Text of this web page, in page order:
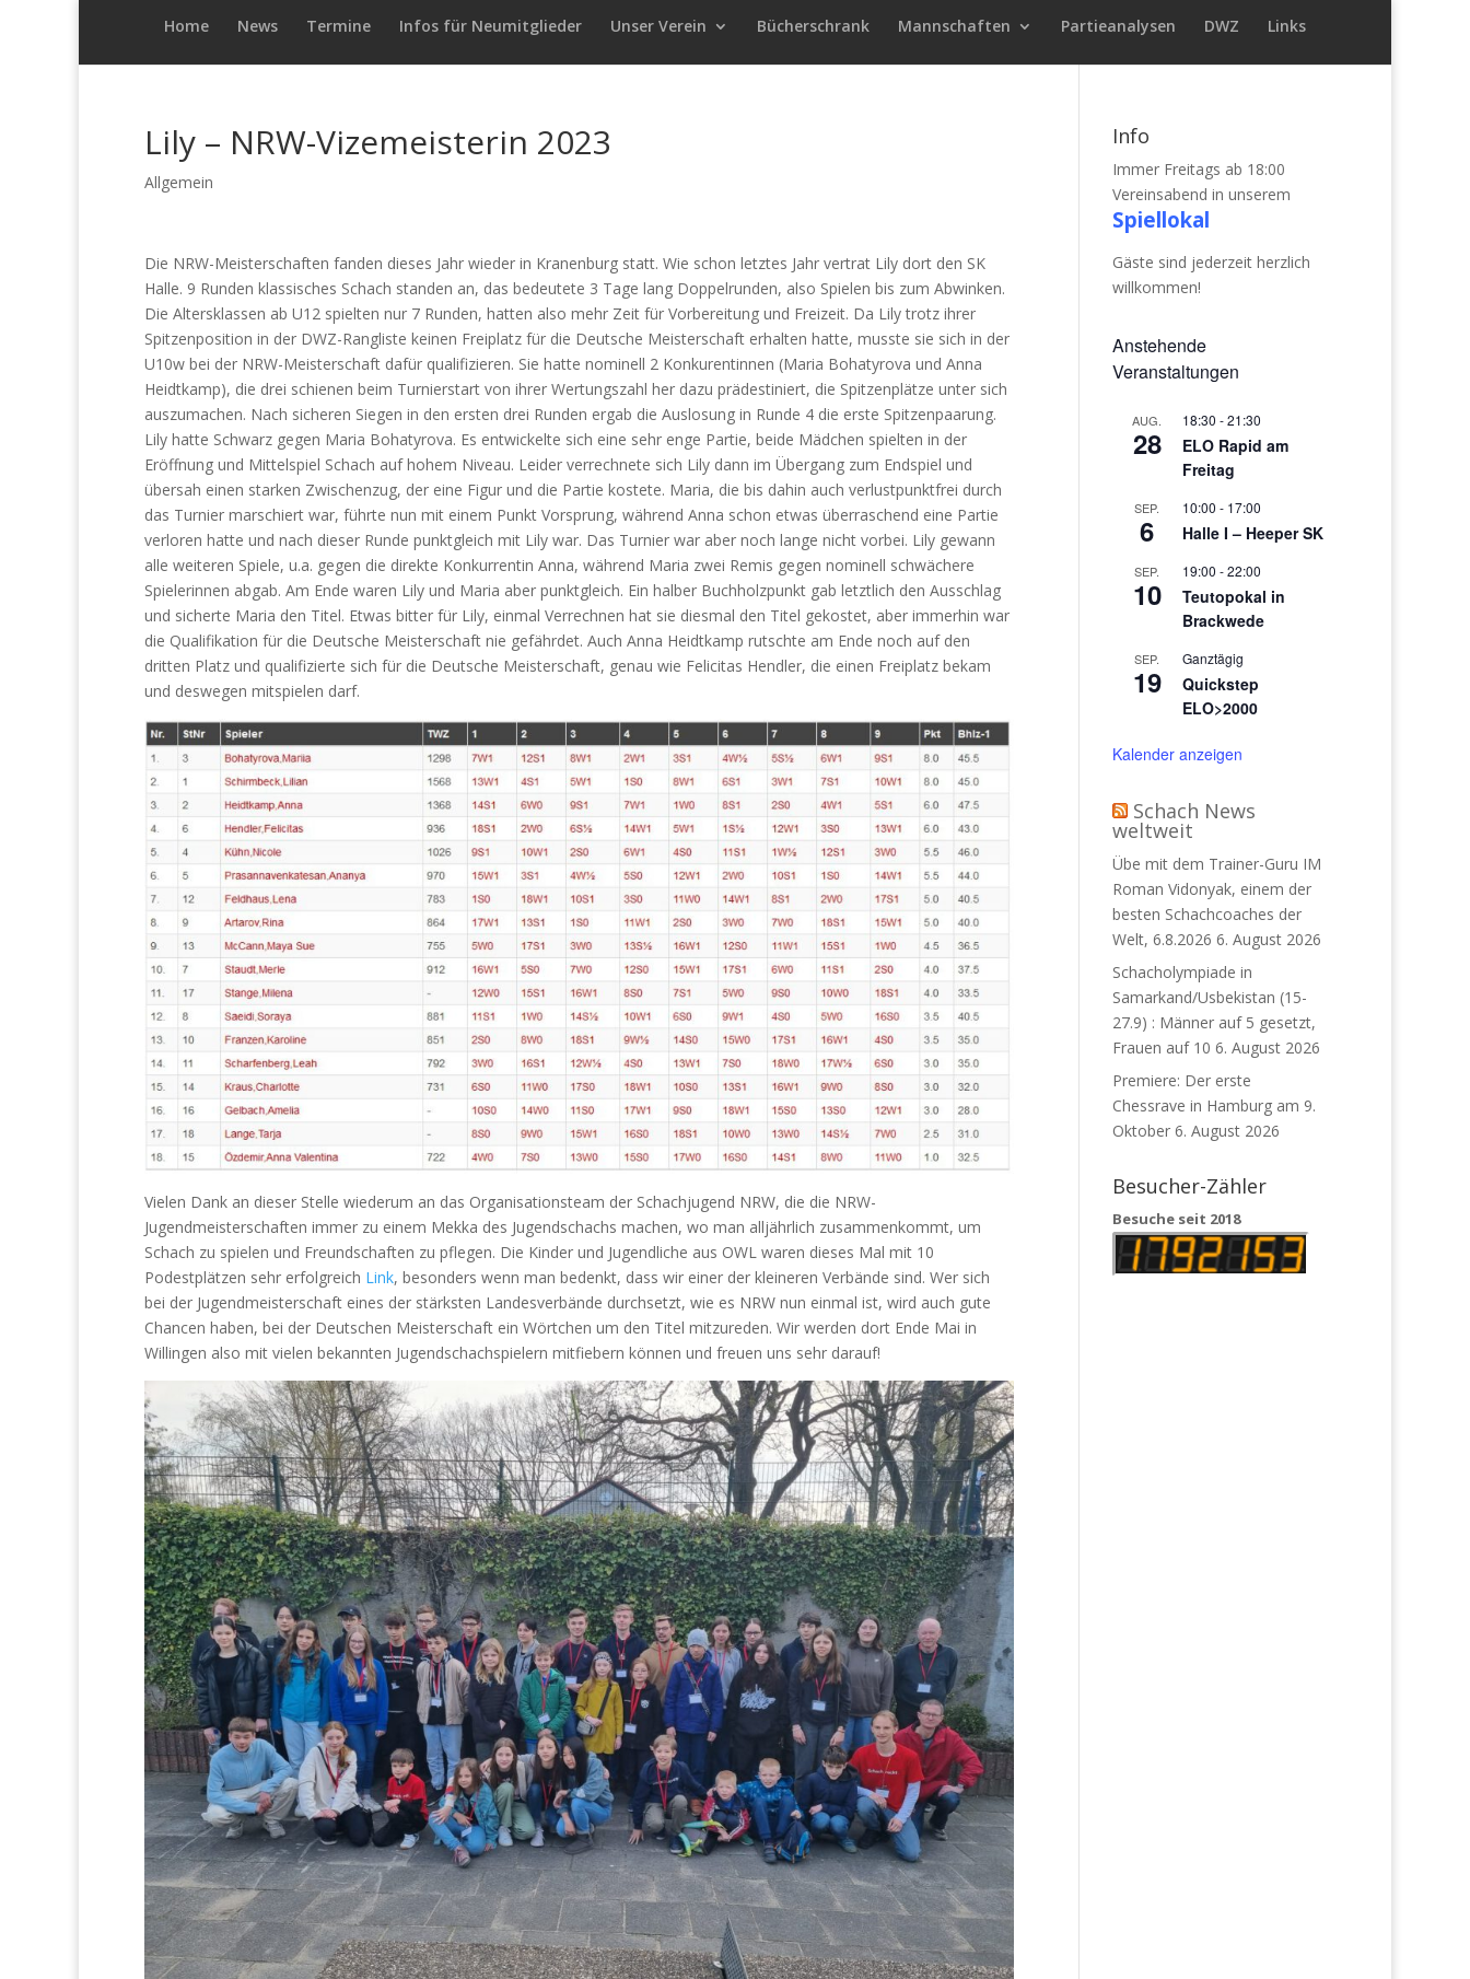
Home News Termine Infos für Neumitglieder Unser Verein Bücherschrank Mannschaften Partieanalysen DWZ Links
Lily – NRW-Vizemeisterin 2023
Allgemein
Die NRW-Meisterschaften fanden dieses Jahr wieder in Kranenburg statt. Wie schon letztes Jahr vertrat Lily dort den SK
Halle. 9 Runden klassisches Schach standen an, das bedeutete 3 Tage lang Doppelrunden, also Spielen bis zum Abwinken.
Die Altersklassen ab U12 spielten nur 7 Runden, hatten also mehr Zeit für Vorbereitung und Freizeit. Da Lily trotz ihrer
Spitzenposition in der DWZ-Rangliste keinen Freiplatz für die Deutsche Meisterschaft erhalten hatte, musste sie sich in der
U10w bei der NRW-Meisterschaft dafür qualifizieren. Sie hatte nominell 2 Konkurentinnen (Maria Bohatyrova und Anna
Heidtkamp), die drei schienen beim Turnierstart von ihrer Wertungszahl her dazu prädestiniert, die Spitzenplätze unter sich
auszumachen. Nach sicheren Siegen in den ersten drei Runden ergab die Auslosung in Runde 4 die erste Spitzenpaarung.
Lily hatte Schwarz gegen Maria Bohatyrova. Es entwickelte sich eine sehr enge Partie, beide Mädchen spielten in der
Eröffnung und Mittelspiel Schach auf hohem Niveau. Leider verrechnete sich Lily dann im Übergang zum Endspiel und
übersah einen starken Zwischenzug, der eine Figur und die Partie kostete. Maria, die bis dahin auch verlustpunktfrei durch
das Turnier marschiert war, führte nun mit einem Punkt Vorsprung, während Anna schon etwas überraschend eine Partie
verloren hatte und nach dieser Runde punktgleich mit Lily war. Das Turnier war aber noch lange nicht vorbei. Lily gewann
alle weiteren Spiele, u.a. gegen die direkte Konkurrentin Anna, während Maria zwei Remis gegen nominell schwächere
Spielerinnen abgab. Am Ende waren Lily und Maria aber punktgleich. Ein halber Buchholzpunkt gab letztlich den Ausschlag
und sicherte Maria den Titel. Etwas bitter für Lily, einmal Verrechnen hat sie diesmal den Titel gekostet, aber immerhin war
die Qualifikation für die Deutsche Meisterschaft nie gefährdet. Auch Anna Heidtkamp rutschte am Ende noch auf den
dritten Platz und qualifizierte sich für die Deutsche Meisterschaft, genau wie Felicitas Hendler, die einen Freiplatz bekam
und deswegen mitspielen darf.
Vielen Dank an dieser Stelle wiederum an das Organisationsteam der Schachjugend NRW, die die NRW-
Jugendmeisterschaften immer zu einem Mekka des Jugendschachs machen, wo man alljährlich zusammenkommt, um
Schach zu spielen und Freundschaften zu pflegen. Die Kinder und Jugendliche aus OWL waren dieses Mal mit 10
Podestplätzen sehr erfolgreich Link, besonders wenn man bedenkt, dass wir einer der kleineren Verbände sind. Wer sich
bei der Jugendmeisterschaft eines der stärksten Landesverbände durchsetzt, wie es NRW nun einmal ist, wird auch gute
Chancen haben, bei der Deutschen Meisterschaft ein Wörtchen um den Titel mitzureden. Wir werden dort Ende Mai in
Willingen also mit vielen bekannten Jugendschachspielern mitfiebern können und freuen uns sehr darauf!
Info
Immer Freitags ab 18:00
Vereinsabend in unserem
Spiellokal
Gäste sind jederzeit herzlich
willkommen!
Anstehende
Veranstaltungen
AUG.
28
18:30 -21:30
ELO Rapid am
Freitag
SEP.
6
10:00 - 17:00
Halle I – Heeper SK
SEP.
10
19:00 -22:00
Teutopokal in
Brackwede
SEP.
19
Ganztägig
Quickstep
ELO>2000
Kalender anzeigen
Schach News
weltweit
Übe mit dem Trainer-Guru IM
Roman Vidonyak, einem der
besten Schachcoaches der
Welt, 6.8.2026 6. August 2026
Schacholympiade in
Samarkand/Usbekistan (15-
27.9) : Männer auf 5 gesetzt,
Frauen auf 10 6. August 2026
Premiere: Der erste
Chessrave in Hamburg am 9.
Oktober 6. August 2026
Besucher-Zähler
Besuche seit 2018